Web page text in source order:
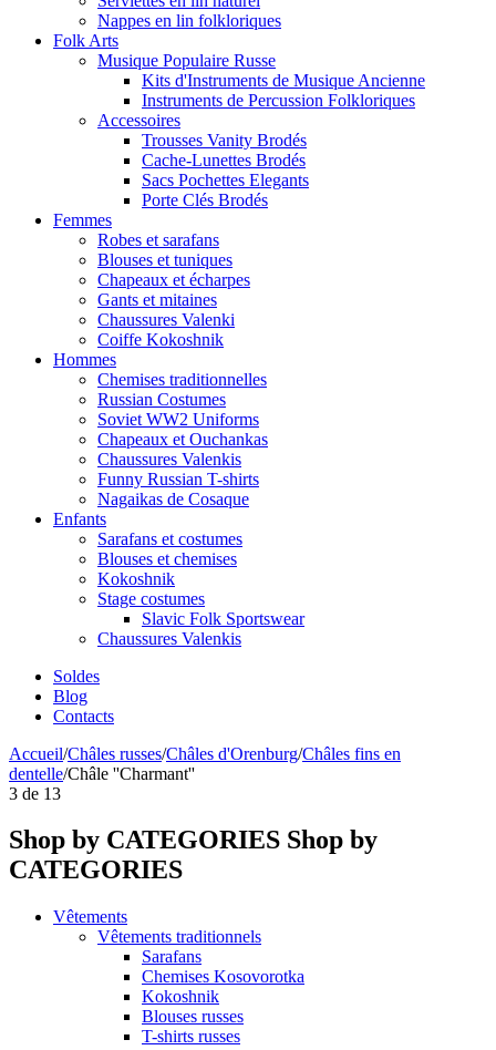
Nappes en lin folkloriques
Folk Arts
Musique Populaire Russe
Kits d'Instruments de Musique Ancienne
Instruments de Percussion Folkloriques
Accessoires
Trousses Vanity Brodés
Cache-Lunettes Brodés
Sacs Pochettes Elegants
Porte Clés Brodés
Femmes
Robes et sarafans
Blouses et tuniques
Chapeaux et écharpes
Gants et mitaines
Chaussures Valenki
Coiffe Kokoshnik
Hommes
Chemises traditionnelles
Russian Costumes
Soviet WW2 Uniforms
Chapeaux et Ouchankas
Chaussures Valenkis
Funny Russian T-shirts
Nagaikas de Cosaque
Enfants
Sarafans et costumes
Blouses et chemises
Kokoshnik
Stage costumes
Slavic Folk Sportswear
Chaussures Valenkis
Soldes
Blog
Contacts
Accueil/Châles russes/Châles d'Orenburg/Châles fins en
dentelle/Châle ''Charmant''
3 de 13
Shop by CATEGORIES Shop by
CATEGORIES
Vêtements
Vêtements traditionnels
Sarafans
Chemises Kosovorotka
Kokoshnik
Blouses russes
T-shirts russes